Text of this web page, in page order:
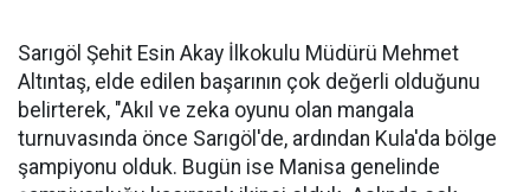
Sarıgöl Şehit Esin Akay İlkokulu Müdürü Mehmet
Altıntaş, elde edilen başarının çok değerli olduğunu
belirterek, "Akıl ve zeka oyunu olan mangala
turnuvasında önce Sarıgöl'de, ardından Kula'da bölge
şampiyonu olduk. Bugün ise Manisa genelinde